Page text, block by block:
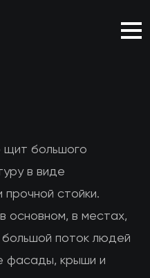
щит большого
в виде
прочной стойки.
основном, в местах,
поток людей
фасады, крыши и